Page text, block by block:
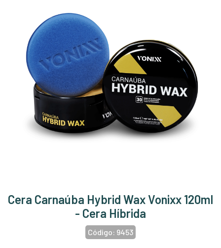
Cera Carnaúba Hybrid Wax Vonixx 120ml
- Cera Híbrida
Código: 9453